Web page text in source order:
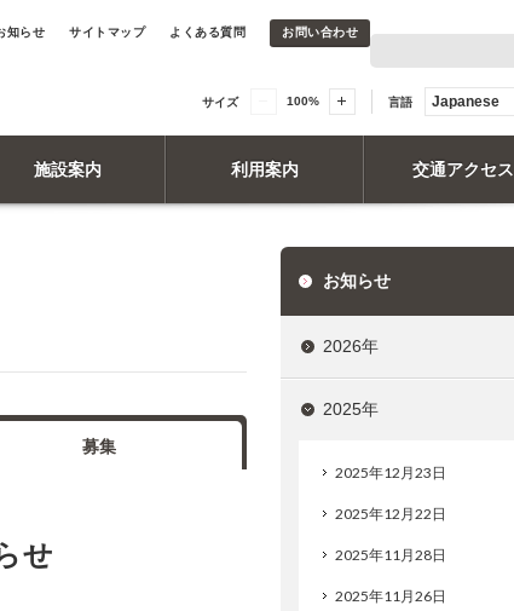
知らせ サイトマップ よくある質問 お問い合わせ
サイズ 100% 言語 Japanese
施設案内 利用案内 交通アクセス
募集
せ
お知らせ
2026年
2025年
2025年12月23日
2025年12月22日
2025年11月28日
2025年11月26日